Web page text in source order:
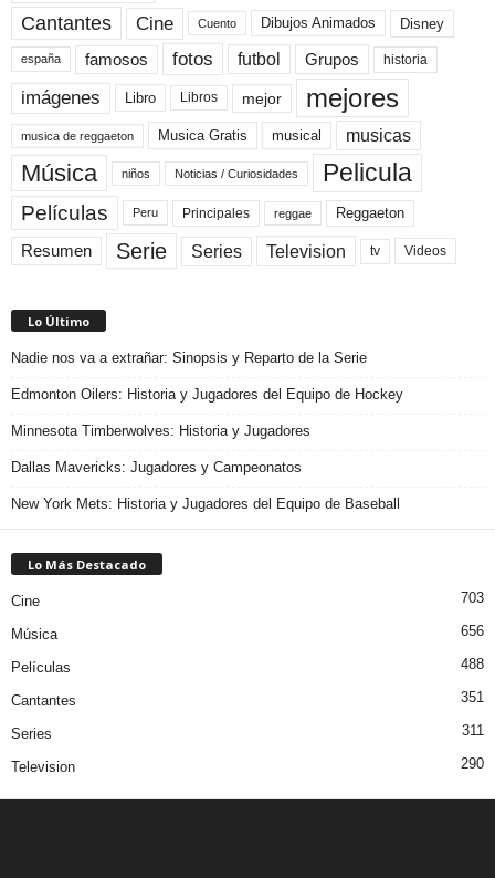
Cantantes Cine Cuento Dibujos Animados Disney
españa famosos fotos futbol Grupos historia
imágenes Libro Libros mejor mejores
musica de reggaeton Musica Gratis musical musicas
Música niños Noticias / Curiosidades Pelicula
Películas Peru Principales reggae Reggaeton
Resumen Serie Series Television tv Videos
Lo Último
Nadie nos va a extrañar: Sinopsis y Reparto de la Serie
Edmonton Oilers: Historia y Jugadores del Equipo de Hockey
Minnesota Timberwolves: Historia y Jugadores
Dallas Mavericks: Jugadores y Campeonatos
New York Mets: Historia y Jugadores del Equipo de Baseball
Lo Más Destacado
Cine 703
Música 656
Películas 488
Cantantes 351
Series 311
Television 290